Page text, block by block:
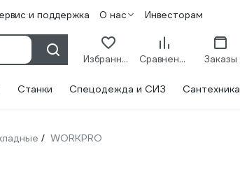
и поддержка О нас Инвесторам
Избранное Сравнение Заказы
Станки Спецодежда и СИЗ Сантехника
/ WORKPRO